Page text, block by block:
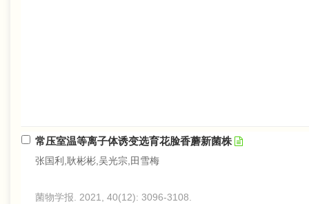
常压室温等离子体诱变选育花脸香蘑新菌株
张国利,耿彬彬,吴光宗,田雪梅
菌物学报. 2021, 40(12): 3096-3108.